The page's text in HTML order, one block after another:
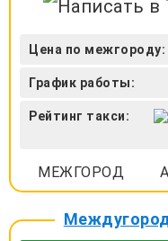
Цена по межгороду:
График работы:
Рейтинг такси:
МЕЖГОРОД